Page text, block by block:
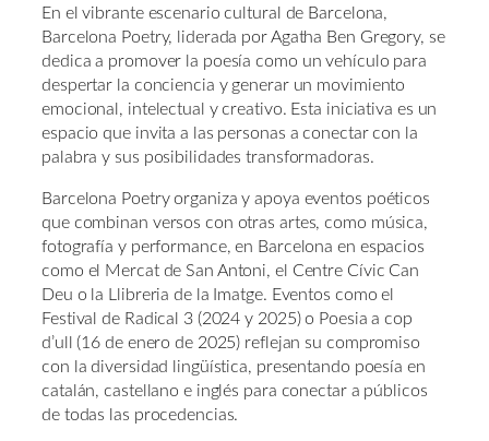
En el vibrante escenario cultural de Barcelona,
Barcelona Poetry, liderada por Agatha Ben Gregory, se
dedica a promover la poesía como un vehículo para
despertar la conciencia y generar un movimiento
emocional, intelectual y creativo. Esta iniciativa es un
espacio que invita a las personas a conectar con la
palabra y sus posibilidades transformadoras.
Barcelona Poetry organiza y apoya eventos poéticos
que combinan versos con otras artes, como música,
fotografía y performance, en Barcelona en espacios
como el Mercat de San Antoni, el Centre Cívic Can
Deu o la Llibreria de la Imatge. Eventos como el
Festival de Radical 3 (2024 y 2025) o Poesia a cop
d’ull (16 de enero de 2025) reflejan su compromiso
con la diversidad lingüística, presentando poesía en
catalán, castellano e inglés para conectar a públicos
de todas las procedencias.